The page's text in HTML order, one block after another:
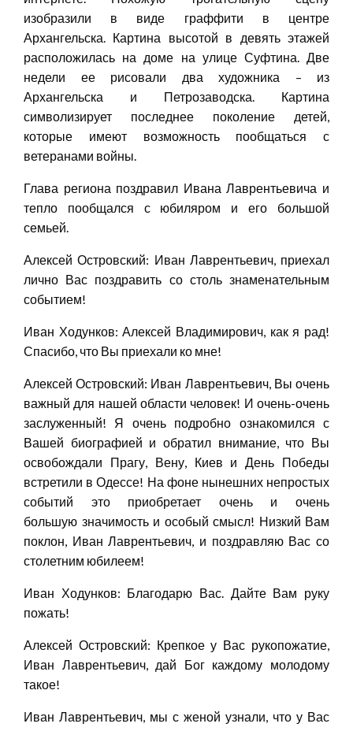
изобразили в виде граффити в центре
Архангельска. Картина высотой в девять этажей
расположилась на доме на улице Суфтина. Две
недели ее рисовали два художника – из
Архангельска и Петрозаводска. Картина
символизирует последнее поколение детей,
которые имеют возможность пообщаться с
ветеранами войны.
Глава региона поздравил Ивана Лаврентьевича и
тепло пообщался с юбиляром и его большой
семьей.
Алексей Островский: Иван Лаврентьевич, приехал
лично Вас поздравить со столь знаменательным
событием!
Иван Ходунков: Алексей Владимирович, как я рад!
Спасибо, что Вы приехали ко мне!
Алексей Островский: Иван Лаврентьевич, Вы очень
важный для нашей области человек! И очень-очень
заслуженный! Я очень подробно ознакомился с
Вашей биографией и обратил внимание, что Вы
освобождали Прагу, Вену, Киев и День Победы
встретили в Одессе! На фоне нынешних непростых
событий это приобретает очень и очень
большую значимость и особый смысл! Низкий Вам
поклон, Иван Лаврентьевич, и поздравляю Вас со
столетним юбилеем!
Иван Ходунков: Благодарю Вас. Дайте Вам руку
пожать!
Алексей Островский: Крепкое у Вас рукопожатие,
Иван Лаврентьевич, дай Бог каждому молодому
такое!
Иван Лаврентьевич, мы с женой узнали, что у Вас